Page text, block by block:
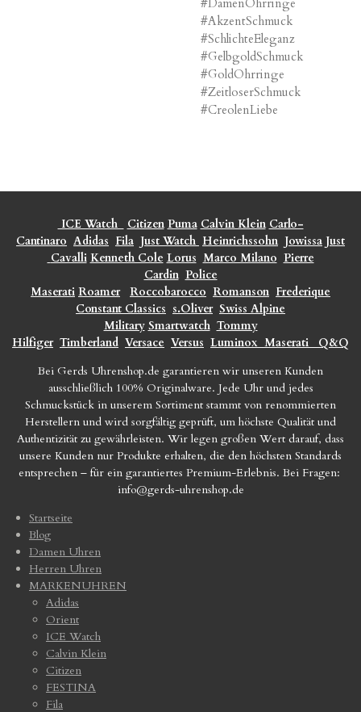
#AkzentSchmuck
#SchlichteEleganz
#GelbgoldSchmuck
#GoldOhrringe
#ZeitloserSchmuck
#CreolenLiebe
ICE Watch Citizen Puma Calvin Klein Carlo-
Cantinaro Adidas Fila Just Watch Heinrichssohn Jowissa Just
Cavalli Kenneth Cole Lorus Marco Milano Pierre
Cardin Police
Maserati Roamer Roccobarocco Romanson Frederique
Constant Classics s.Oliver Swiss Alpine
Military Smartwatch Tommy
Hilfiger Timberland Versace Versus Luminox Maserati
Q&Q
Bei Gerds Uhrenshop.de garantieren wir unseren Kunden
ausschließlich 100% Originalware. Jede Uhr und jedes
Schmuckstück in unserem Sortiment stammt von renommierten
Herstellern und wird sorgfältig geprüft, um höchste Qualität und
Authentizität zu gewährleisten. Wir legen großen Wert darauf, dass
unsere Kunden nur Produkte erhalten, die den höchsten Standards
entsprechen – für ein garantiertes Premium-Erlebnis. Bei Fragen:
info@gerds-uhrenshop.de
Startseite
Blog
Damen Uhren
Herren Uhren
MARKENUHREN
Adidas
Orient
ICE Watch
Calvin Klein
Citizen
FESTINA
Fila